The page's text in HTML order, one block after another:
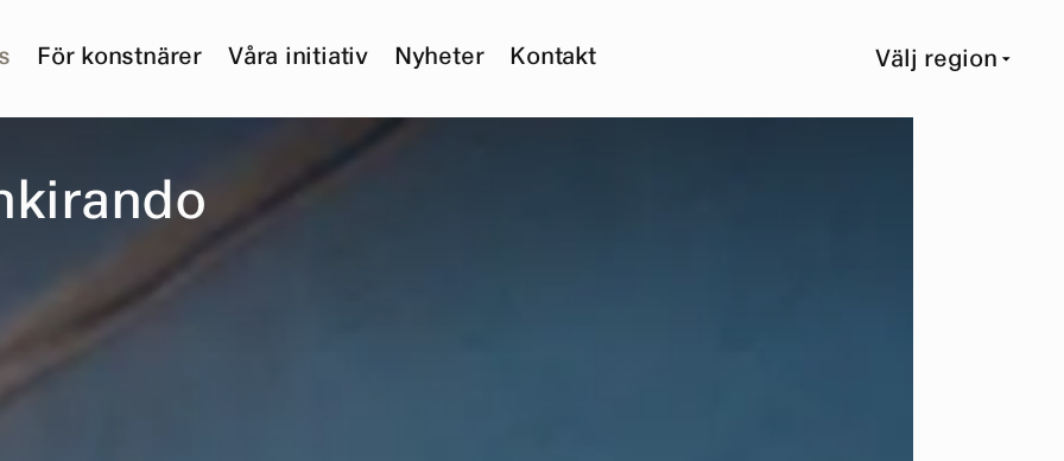
För konstnärer Våra initiativ Nyheter Kontakt Välj region
kirando